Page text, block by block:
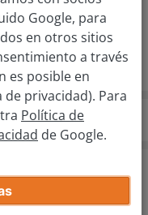
tranquilamente con
Lleida
Google, para
en otros sitios
a través
es posible en
privacidad). Para
Política de
de Google.